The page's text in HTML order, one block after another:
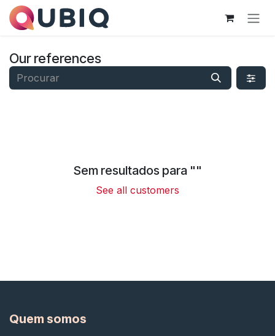
Pular para o conteúdo
Our references
Sem resultados para ""
See all customers
Quem somos